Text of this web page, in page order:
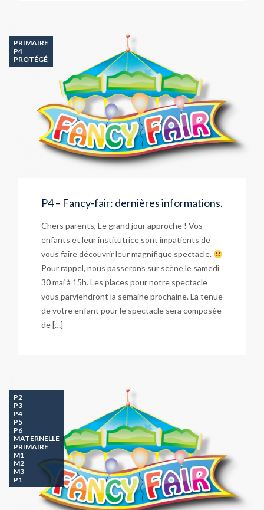
PRIMAIRE
P4
PROTÉGÉ
P4 – Fancy-fair: dernières informations.
Chers parents, Le grand jour approche ! Vos
enfants et leur institutrice sont impatients de
vous faire découvrir leur magnifique spectacle.
Pour rappel, nous passerons sur scène le samedi
30 mai à 15h. Les places pour notre spectacle
vous parviendront la semaine prochaine. La tenue
de votre enfant pour le spectacle sera composée
de […]
P2
P3
P4
P5
P6
MATERNELLE
PRIMAIRE
M1
M2
M3
P1